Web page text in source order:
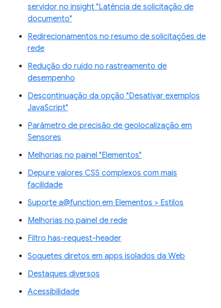
servidor no insight "Latência de solicitação de
documento"
Redirecionamentos no resumo de solicitações de
rede
Redução do ruído no rastreamento de
desempenho
Descontinuação da opção "Desativar exemplos
JavaScript"
Parâmetro de precisão de geolocalização em
Sensores
Melhorias no painel "Elementos"
Depure valores CSS complexos com mais
facilidade
Suporte a@function em Elementos > Estilos
Melhorias no painel de rede
Filtro has-request-header
Soquetes diretos em apps isolados da Web
Destaques diversos
Acessibilidade